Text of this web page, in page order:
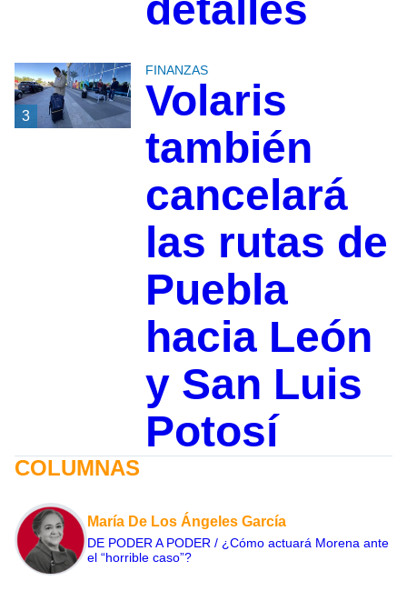
3
FINANZAS
Volaris
también
cancelará
las rutas de
Puebla
hacia León
y San Luis
Potosí
COLUMNAS
María De Los Ángeles García
DE PODER A PODER / ¿Cómo actuará Morena ante
el “horrible caso”?